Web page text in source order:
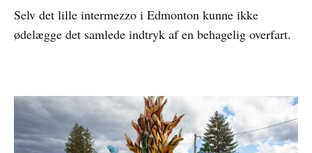
Selv det lille intermezzo i Edmonton kunne ikke
ødelægge det samlede indtryk af en behagelig overfart.